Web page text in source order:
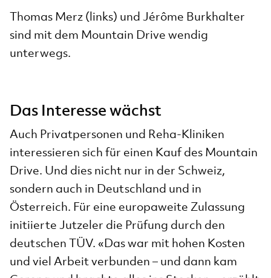
Thomas Merz (links) und Jérôme Burkhalter
sind mit dem Mountain Drive wendig
unterwegs.
Das Interesse wächst
Auch Privatpersonen und Reha-Kliniken
interessieren sich für einen Kauf des Mountain
Drive. Und dies nicht nur in der Schweiz,
sondern auch in Deutschland und in
Österreich. Für eine europaweite Zulassung
initiierte Jutzeler die Prüfung durch den
deutschen TÜV. «Das war mit hohen Kosten
und viel Arbeit verbunden – und dann kam